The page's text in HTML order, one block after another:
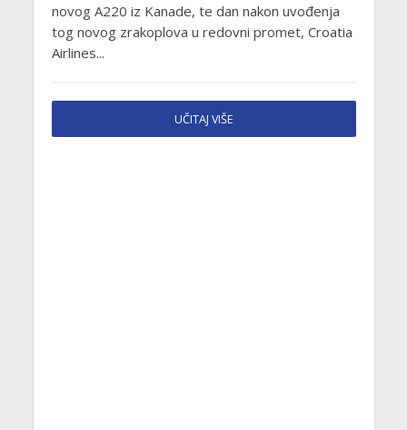
novog A220 iz Kanade, te dan nakon uvođenja
tog novog zrakoplova u redovni promet, Croatia
Airlines...
UČITAJ VIŠE